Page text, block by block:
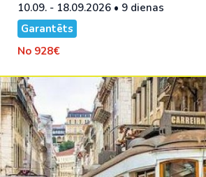
10.09. - 18.09.2026 • 9 dienas
Garantēts
No 928€